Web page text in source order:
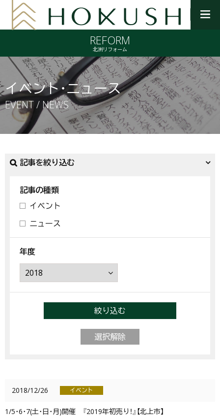
を
開
く
REFORM
北洲リフォーム
イベント・ニュース
EVENT / NEWS
記事を絞り込む
記事の種類
イベント
ニュース
年度
絞り込む
選択解除
2018/12/26 イベント
1/5･6･7(土･日･月)開催 『2019年初売り！』【北上市】